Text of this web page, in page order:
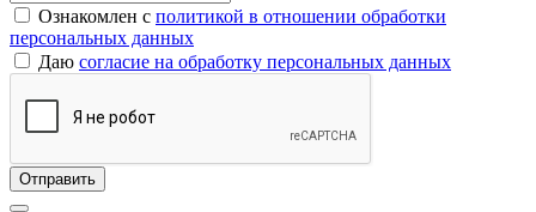
Ознакомлен с политикой в отношении обработки
персональных данных
Даю согласие на обработку персональных данных